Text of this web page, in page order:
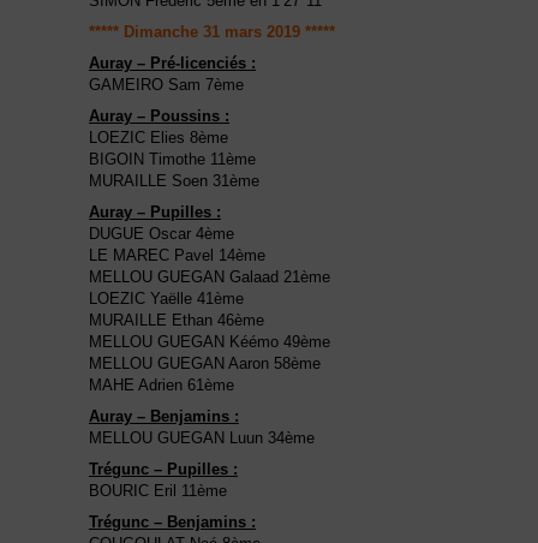
***** Dimanche 31 mars 2019 *****
Auray – Pré-licenciés :
GAMEIRO Sam 7ème
Auray – Poussins :
LOEZIC Elies 8ème
BIGOIN Timothe 11ème
MURAILLE Soen 31ème
Auray – Pupilles :
DUGUE Oscar 4ème
LE MAREC Pavel 14ème
MELLOU GUEGAN Galaad 21ème
LOEZIC Yaëlle 41ème
MURAILLE Ethan 46ème
MELLOU GUEGAN Kéémo 49ème
MELLOU GUEGAN Aaron 58ème
MAHE Adrien 61ème
Auray – Benjamins :
MELLOU GUEGAN Luun 34ème
Trégunc – Pupilles :
BOURIC Eril 11ème
Trégunc – Benjamins :